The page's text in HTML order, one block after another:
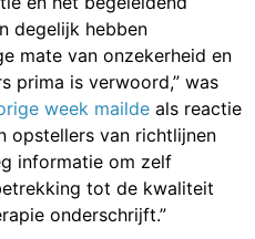
degelijk hebben
mate van onzekerheid en
prima is verwoord,” was
week mailde als reactie
opstellers van richtlijnen
informatie om zelf
tot de kwaliteit
onderschrijft.”